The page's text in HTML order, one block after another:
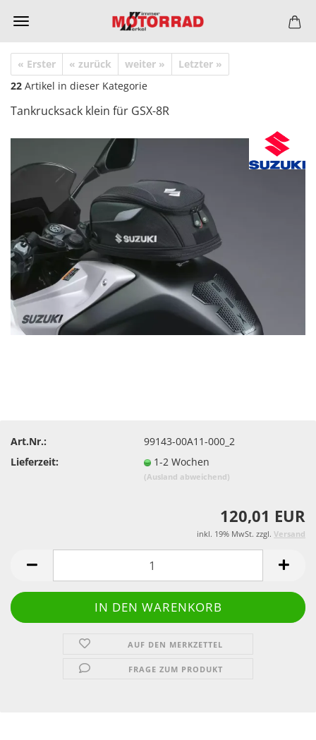
« Erster « zurück weiter »
Letzter »
22 Artikel in dieser Kategorie
Tankrucksack klein für GSX-8R
Art.Nr.:
99143-00A11-000_2
Lieferzeit:
1-2 Wochen
(Ausland abweichend)
120,01 EUR
inkl. 19% MwSt. zzgl. Versand
AUF DEN MERKZETTEL
FRAGE ZUM PRODUKT